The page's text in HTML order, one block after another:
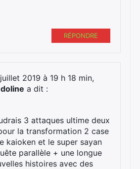
RÉPONDRE
2019 à 19 h 18 min,
a dit :
3 attaques ultime deux
la transformation 2 case
kaioken et le super sayan
parallèle + une longue
histoires avec des